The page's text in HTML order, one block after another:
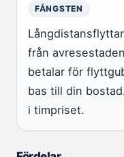
FÅNGSTEN
från
betalar för
bas till din
i timpriset.